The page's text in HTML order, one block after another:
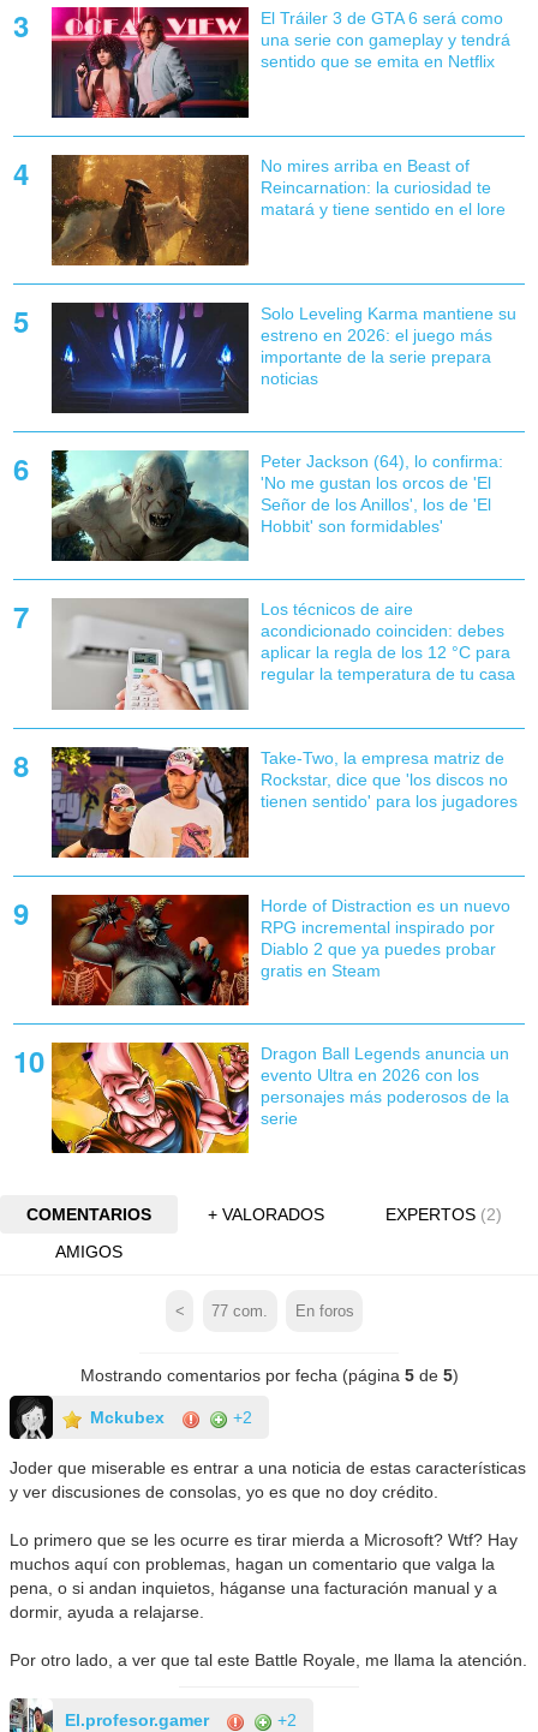
El Tráiler 3 de GTA 6 será como
una serie con gameplay y tendrá
sentido que se emita en Netflix
No mires arriba en Beast of
Reincarnation: la curiosidad te
matará y tiene sentido en el lore
Solo Leveling Karma mantiene su
estreno en 2026: el juego más
importante de la serie prepara
noticias
Peter Jackson (64), lo confirma:
'No me gustan los orcos de 'El
Señor de los Anillos', los de 'El
Hobbit' son formidables'
Los técnicos de aire
acondicionado coinciden: debes
aplicar la regla de los 12 °C para
regular la temperatura de tu casa
Take-Two, la empresa matriz de
Rockstar, dice que 'los discos no
tienen sentido' para los jugadores
Horde of Distraction es un nuevo
RPG incremental inspirado por
Diablo 2 que ya puedes probar
gratis en Steam
Dragon Ball Legends anuncia un
evento Ultra en 2026 con los
personajes más poderosos de la
serie
COMENTARIOS + VALORADOS EXPERTOS (2)
AMIGOS
< 77 com. En foros
Mostrando comentarios por fecha (página 5de 5)
Mckubex +2
Joder que miserable es entrar a una noticia de estas características
y ver discusiones de consolas, yo es que no doy crédito.
Lo primero que se les ocurre es tirar mierda a Microsoft? Wtf? Hay
muchos aquí con problemas, hagan un comentario que valga la
pena, o si andan inquietos, háganse una facturación manual y a
dormir, ayuda a relajarse.
Por otro lado, a ver que tal este Battle Royale, me llama la atención.
El.profesor.gamer +2